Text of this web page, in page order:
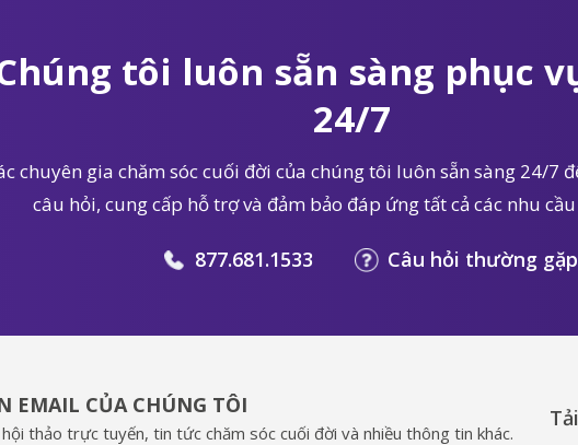
tôi luôn sẵn sàng phục
24/7
chuyên gia chăm sóc cuối đời của chúng tôi luôn sẵn sàng 24/7
câu hỏi, cung cấp hỗ trợ và đảm bảo đáp ứng tất cả các nhu
877.681.1533 Câu hỏi thường gặp
EMAIL CỦA CHÚNG TÔI
thảo trực tuyến, tin tức chăm sóc cuối đời và nhiều thông tin khác.